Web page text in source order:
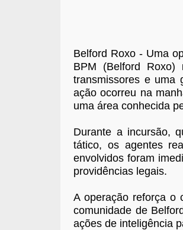
Belford Roxo - Uma
BPM (Belford
transmissores e uma
ação ocorreu na
uma área conhecida
Durante a incursão,
tático, os agentes
envolvidos foram
providências legais.
A operação reforça o
comunidade de
ações de inteligência